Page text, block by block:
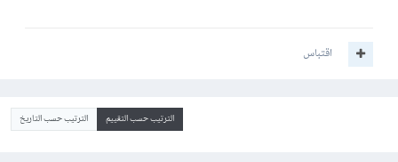
اقتباس
الترتيب حسب التقييم الترتيب حسب التاريخ